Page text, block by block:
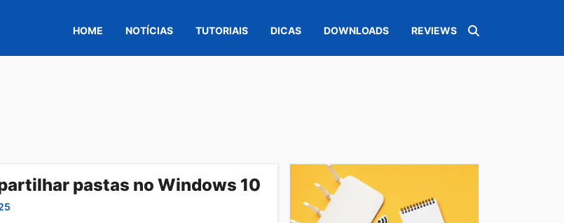
HOME NOTÍCIAS TUTORIAIS DICAS DOWNLOADS REVIEWS
pastas no Windows 10